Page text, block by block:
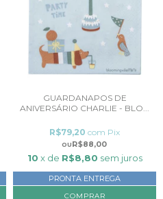
GUARDANAPOS DE
ANIVERSÁRIO CHARLIE - BLO...
R$88,00
R$79,20 com Pix
10 x de R$8,80 sem juros
PRONTA ENTREGA